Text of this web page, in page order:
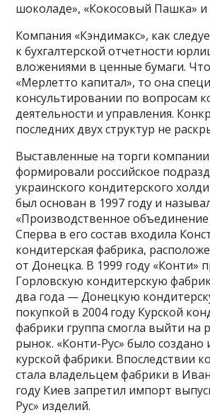
шоколаде», «Кокосовый Пашка» и
Компания «Кэндимакс», как
к бухгалтерской отчетности
вложениями в ценные бумаги. Что
«Мерлетто капитал», то она
консультировании по вопросам
деятельности и управления.
последних двух структур не
Выставленные на торги
формировали российское
украинского кондитерского
был основан в 1997 году и
«Производственное
Сперва в его состав входила
кондитерская фабрика,
от Донецка. В 1999 году «Конти»
Горловскую кондитерскую
два года — Донецкую
покупкой в 2004 году Курской
фабрики группа смогла выйти на
рынок. «Конти-Рус» было создано
курской фабрики. Впоследствии
стала владельцем фабрики в
году Киев запретил импорт
Рус» изделий.